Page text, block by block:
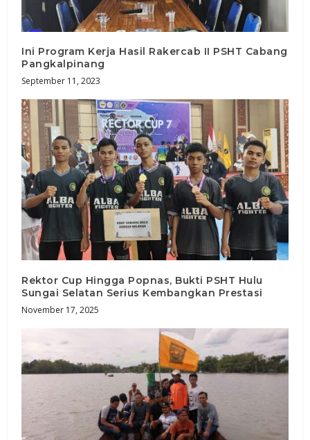
Ini Program Kerja Hasil Rakercab II PSHT Cabang
Pangkalpinang
September 11, 2023
Rektor Cup Hingga Popnas, Bukti PSHT Hulu
Sungai Selatan Serius Kembangkan Prestasi
November 17, 2025